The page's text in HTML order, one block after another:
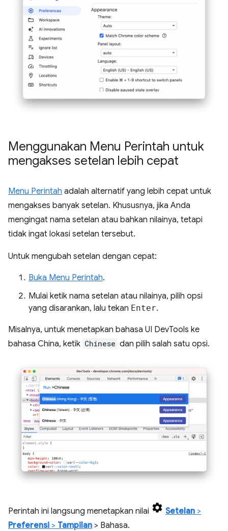
Menggunakan Menu Perintah untuk
mengakses setelan lebih cepat
Menu Perintah adalah alternatif yang lebih cepat untuk
mengakses banyak setelan. Khususnya, jika Anda
mengingat nama setelan atau bahkan nilainya, tetapi
tidak ingat lokasi setelan tersebut.
Untuk mengubah setelan dengan cepat:
Buka Menu Perintah.
Mulai ketik nama setelan atau nilainya, pilih opsi
yang disarankan, lalu tekan Enter.
Misalnya, untuk menetapkan bahasa UI DevTools ke
bahasa China, ketik Chinese dan pilih salah satu opsi.
Perintah ini langsung menetapkan nilai Setelan >
Preferensi > Tampilan > Bahasa.